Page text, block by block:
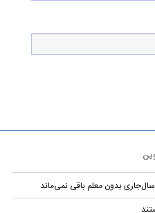
بدون معلم باقی نمی‌ماند